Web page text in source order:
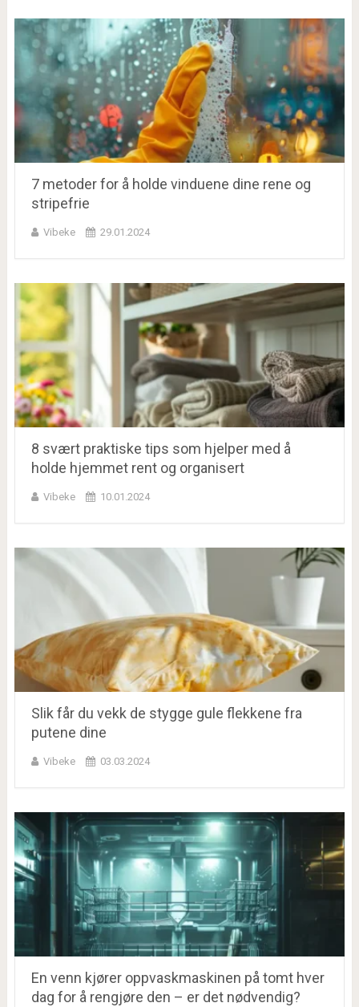
7 metoder for å holde vinduene dine rene og
stripefrie
Vibeke 29.01.2024
8 svært praktiske tips som hjelper med å
holde hjemmet rent og organisert
Vibeke 10.01.2024
Slik får du vekk de stygge gule flekkene fra
putene dine
Vibeke 03.03.2024
En venn kjører oppvaskmaskinen på tomt hver
dag for å rengjøre den – er det nødvendig?